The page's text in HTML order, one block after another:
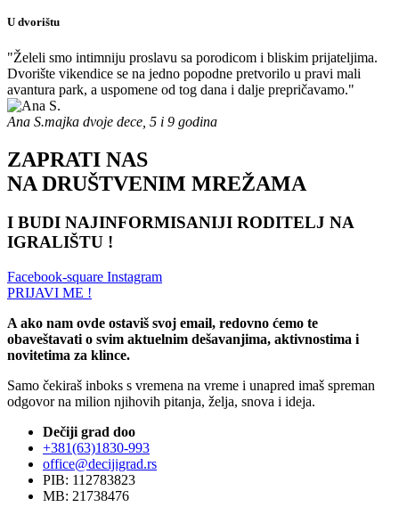
U dvorištu
"Želeli smo intimniju proslavu sa porodicom i bliskim prijateljima.
Dvorište vikendice se na jedno popodne pretvorilo u pravi mali
avantura park, a uspomene od tog dana i dalje prepričavamo."
Ana S.majka dvoje dece, 5 i 9 godina
ZAPRATI NAS
NA DRUŠTVENIM MREŽAMA
I BUDI NAJINFORMISANIJI RODITELJ NA
IGRALIŠTU !
Facebook-square Instagram
PRIJAVI ME !
A ako nam ovde ostaviš svoj email, redovno ćemo te
obaveštavati o svim aktuelnim dešavanjima, aktivnostima i
novitetima za klince.
Samo čekiraš inboks s vremena na vreme i unapred imaš spreman
odgovor na milion njihovih pitanja, želja, snova i ideja.
Dečiji grad doo
+381(63)1830-993
office@decijigrad.rs
PIB: 112783823
MB: 21738476